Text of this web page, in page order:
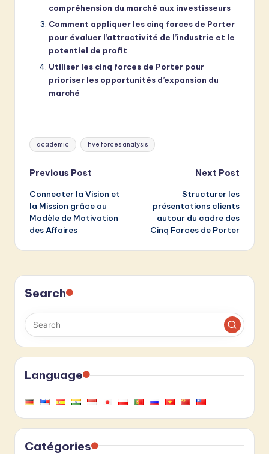
compréhension du marché aux investisseurs
Comment appliquer les cinq forces de Porter
pour évaluer l’attractivité de l’industrie et le
potentiel de profit
Utiliser les cinq forces de Porter pour
prioriser les opportunités d’expansion du
marché
Tags:
academic five forces analysis
Post
navigation
Previous Post
Connecter la Vision et
la Mission grâce au
Modèle de Motivation
des Affaires
Next Post
Structurer les
présentations clients
autour du cadre des
Cinq Forces de Porter
Search
Language
Catégories